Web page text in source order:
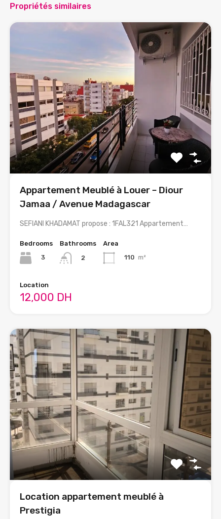
Propriétés similaires
Appartement Meublé à Louer – Diour
Jamaa / Avenue Madagascar
SEFIANI KHADAMAT propose : 1FAL321 Appartement…
Bedrooms
3
Bathrooms
2
Area
110 m²
Location
12,000 DH
Location appartement meublé à
Prestigia